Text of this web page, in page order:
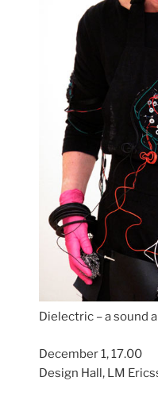
Dielectric – a sound
December 1, 17.00
Design Hall, LM